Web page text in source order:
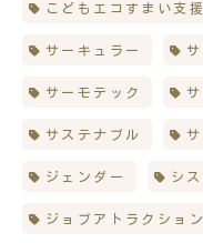
こどもエコすまい支
サーキュラー
サーモテック
サステナブル
ジェンダー シ
ジョブアトラクション